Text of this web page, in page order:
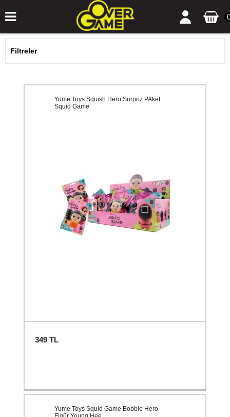
Filtreler
Yume Toys Squish Hero Sürpriz PAket
Squid Game
349 TL
Yume Toys Squid Game Bobble Hero